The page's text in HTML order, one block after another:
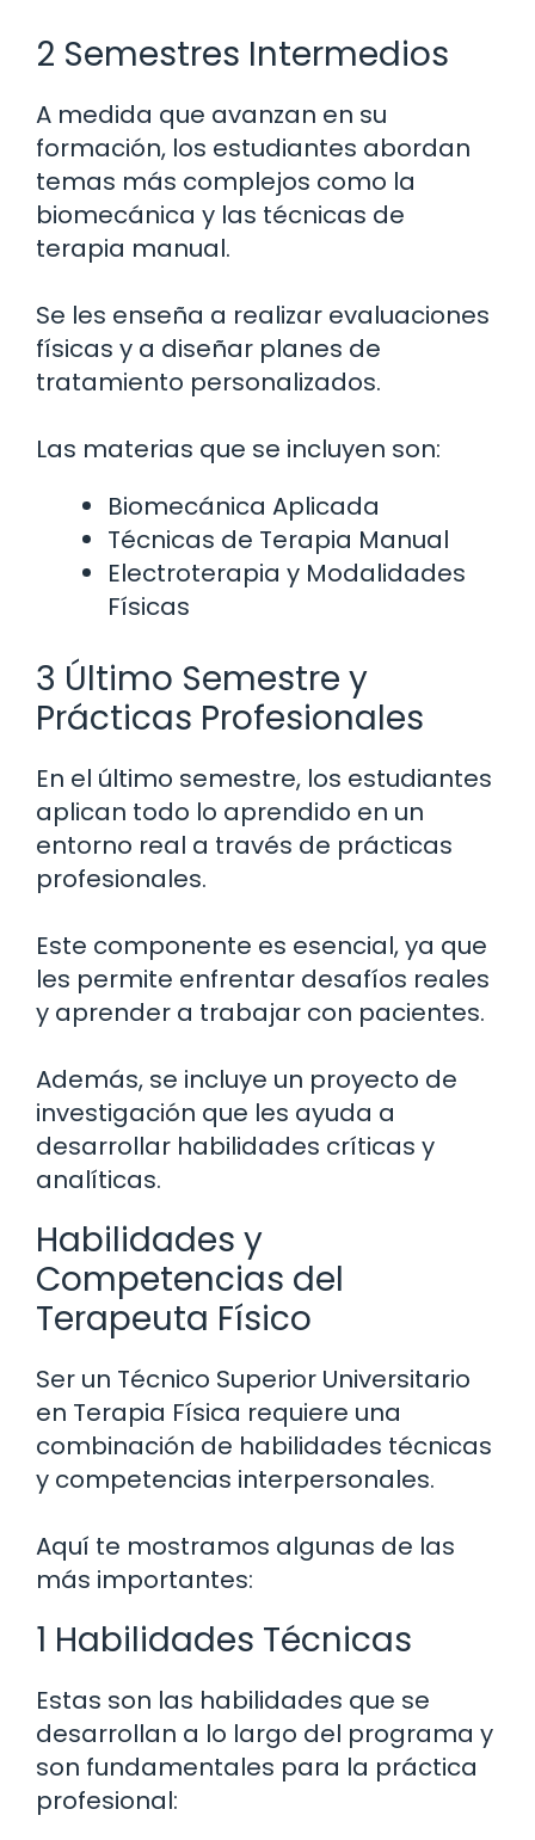
2 Semestres Intermedios
A medida que avanzan en su
formación, los estudiantes abordan
temas más complejos como la
biomecánica y las técnicas de
terapia manual.
Se les enseña a realizar evaluaciones
físicas y a diseñar planes de
tratamiento personalizados.
Las materias que se incluyen son:
Biomecánica Aplicada
Técnicas de Terapia Manual
Electroterapia y Modalidades
Físicas
3 Último Semestre y
Prácticas Profesionales
En el último semestre, los estudiantes
aplican todo lo aprendido en un
entorno real a través de prácticas
profesionales.
Este componente es esencial, ya que
les permite enfrentar desafíos reales
y aprender a trabajar con pacientes.
Además, se incluye un proyecto de
investigación que les ayuda a
desarrollar habilidades críticas y
analíticas.
Habilidades y
Competencias del
Terapeuta Físico
Ser un Técnico Superior Universitario
en Terapia Física requiere una
combinación de habilidades técnicas
y competencias interpersonales.
Aquí te mostramos algunas de las
más importantes:
1 Habilidades Técnicas
Estas son las habilidades que se
desarrollan a lo largo del programa y
son fundamentales para la práctica
profesional: